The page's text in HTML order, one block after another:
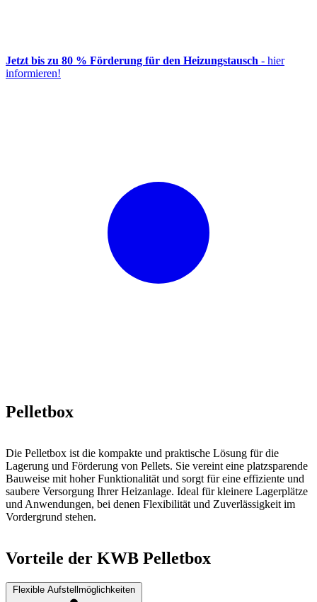
Jetzt bis zu 80 % Förderung für den Heizungstausch - hier
informieren!
Pelletbox
Die Pelletbox ist die kompakte und praktische Lösung für die
Lagerung und Förderung von Pellets. Sie vereint eine platzsparende
Bauweise mit hoher Funktionalität und sorgt für eine effiziente und
saubere Versorgung Ihrer Heizanlage. Ideal für kleinere Lagerplätze
und Anwendungen, bei denen Flexibilität und Zuverlässigkeit im
Vordergrund stehen.
Vorteile der KWB Pelletbox
Flexible Aufstellmöglichkeiten